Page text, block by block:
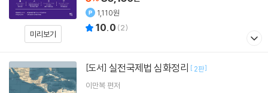
미리보기
1,110원
10.0 (2)
[도서] 실전국제법 심화정리 [ 2판]
이만복 편저